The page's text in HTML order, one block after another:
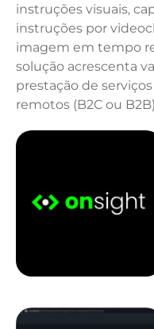
instruções visuais,
instruções por
imagem em tempo
solução acrescenta
prestação de
remotos (B2C ou